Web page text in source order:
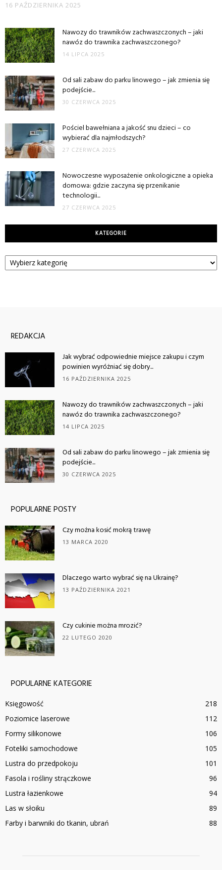
16 PAŹDZIERNIKA 2025
Nawozy do trawników zachwaszczonych – jaki
nawóz do trawnika zachwaszczonego?
14 LIPCA 2025
Od sali zabaw do parku linowego – jak zmienia się
podejście...
30 CZERWCA 2025
Pościel bawełniana a jakość snu dzieci – co
wybierać dla najmłodszych?
27 CZERWCA 2025
Nowoczesne wyposażenie onkologiczne a opieka
domowa: gdzie zaczyna się przenikanie
technologii...
27 CZERWCA 2025
KATEGORIE
Kategorie
REDAKCJA
Jak wybrać odpowiednie miejsce zakupu i czym
powinien wyróżniać się dobry...
16 PAŹDZIERNIKA 2025
Nawozy do trawników zachwaszczonych – jaki
nawóz do trawnika zachwaszczonego?
14 LIPCA 2025
Od sali zabaw do parku linowego – jak zmienia się
podejście...
30 CZERWCA 2025
POPULARNE POSTY
Czy można kosić mokrą trawę
13 MARCA 2020
Dlaczego warto wybrać się na Ukrainę?
13 PAŹDZIERNIKA 2021
Czy cukinie można mrozić?
22 LUTEGO 2020
POPULARNE KATEGORIE
Księgowość
218
Poziomice laserowe
112
Formy silikonowe
106
Foteliki samochodowe
105
Lustra do przedpokoju
101
Fasola i rośliny strączkowe
96
Lustra łazienkowe
94
Las w słoiku
89
Farby i barwniki do tkanin, ubrań
88